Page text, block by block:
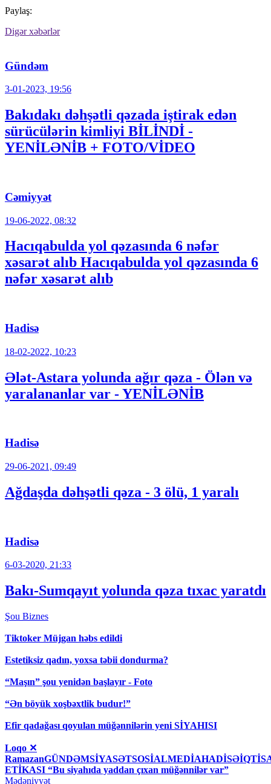
Paylaş:
Digər xəbərlər
Gündəm
3-01-2023, 19:56
Bakıdakı dəhşətli qəzada iştirak edən
sürücülərin kimliyi BİLİNDİ -
YENİLƏNİB + FOTO/VİDEO
Cəmiyyət
19-06-2022, 08:32
Hacıqabulda yol qəzasında 6 nəfər
xəsarət alıb Hacıqabulda yol qəzasında 6
nəfər xəsarət alıb
Hadisə
18-02-2022, 10:23
Ələt-Astara yolunda ağır qəza - Ölən və
yaralananlar var - YENİLƏNİB
Hadisə
29-06-2021, 09:49
Ağdaşda dəhşətli qəza - 3 ölü, 1 yaralı
Hadisə
6-03-2020, 21:33
Bakı-Sumqayıt yolunda qəza tıxac yaratdı
Şou Biznes
Tiktoker Müjgan həbs edildi
Estetiksiz qadın, yoxsa təbii dondurma?
“Maşın” şou yenidən başlayır - Foto
“Ən böyük xoşbəxtlik budur!”
Efir qadağası qoyulan müğənnilərin yeni SİYAHISI
Loqo ✕
ETİKASI “Bu siyahıda yaddan çıxan müğənnilər var”
Mədəniyyət